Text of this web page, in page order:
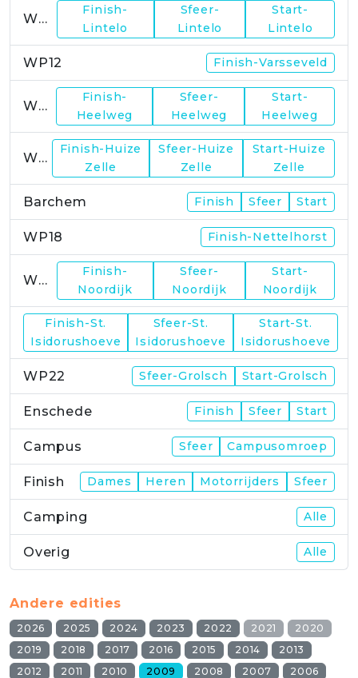
WP11
Finish-
Lintelo
Sfeer-
Lintelo
Start-
Lintelo
WP12 Finish-Varsseveld
WP13
Finish-
Heelweg
Sfeer-
Heelweg
Start-
Heelweg
WP15
Finish-Huize
Zelle
Sfeer-Huize
Zelle
Start-Huize
Zelle
Barchem Finish Sfeer Start
WP18 Finish-Nettelhorst
WP19
Finish-
Noordijk
Sfeer-
Noordijk
Start-
Noordijk
WP21
Finish-St.
Isidorushoeve
Sfeer-St.
Isidorushoeve
Start-St.
Isidorushoeve
WP22 Sfeer-Grolsch Start-Grolsch
Enschede Finish Sfeer Start
Campus Sfeer Campusomroep
Finish Dames Heren Motorrijders Sfeer
Camping Alle
Overig Alle
Andere edities
2026 2025 2024 2023 2022 2021
2020
2019
2018 2017 2016 2015 2014
2013
2012
2011 2010 2009 2008 2007 2006